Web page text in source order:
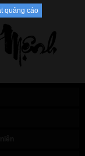
quảng cáo